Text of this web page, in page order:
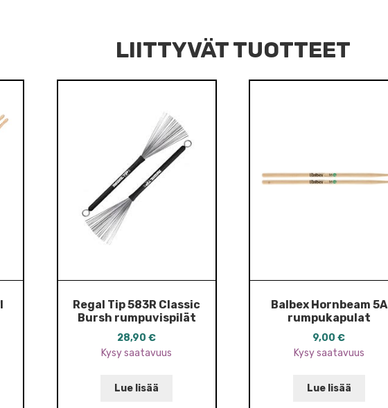
LIITTYVÄT TUOTTEET
Regal Tip 583R Classic
Bursh rumpuvispilät
28,90€
Kysy saatavuus
Lue lisää
Balbex Hornbeam 5A
rumpukapulat
9,00€
Kysy saatavuus
Lue lisää